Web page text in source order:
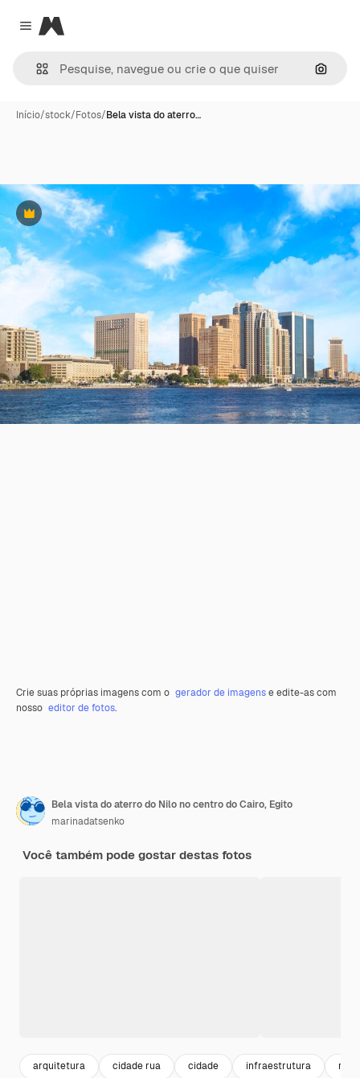
Close menu
Magnific
Início/stock/Fotos/Bela vista do aterro…
Premium
Crie suas próprias imagens com o gerador de imagense edite-as com
nosso editor de fotos.
Bela vista do aterro do Nilo no centro do Cairo, Egito
marinadatsenko
Você também pode gostar destas fotos
arquitetura cidade rua cidade infraestrutura rua